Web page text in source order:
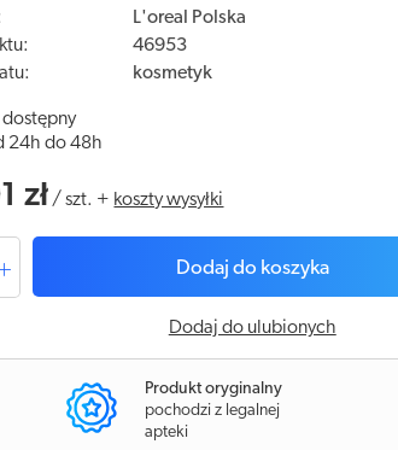
L'oreal Polska
46953
kosmetyk
dostępny
24h do 48h
zł /szt. + koszty wysyłki
Dodaj do koszyka
Dodaj do ulubionych
Produkt oryginalny
pochodzi z legalnej
apteki